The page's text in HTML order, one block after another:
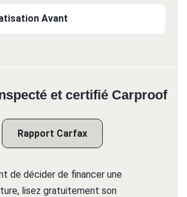
Avant
et certifié Carproof
Rapport Carfax
de décider de financer une
lisez gratuitement son